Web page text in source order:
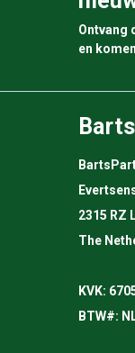
Ontvang
en
2315 RZ
The
KVK:
BTW#: